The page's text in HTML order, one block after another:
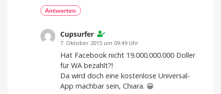
Antworten
Cupsurfer
7. Oktober 2015 um 09:49 Uhr
Hat Facebook nicht 19.000.000.000 Doller
für WA bezahlt?!
Da wird doch eine kostenlose Universal-
App machbar sein, Chiara. 😀